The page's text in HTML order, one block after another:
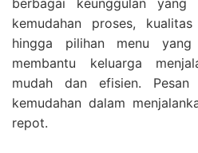
berbagai keunggulan
kemudahan proses,
hingga pilihan menu
membantu keluarga
mudah dan efisien.
kemudahan dalam
repot.